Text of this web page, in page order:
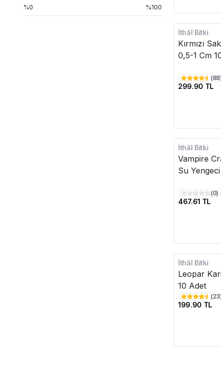
%0 %100
İthâl Bitki
Kırmızı
0,5-1 Cm
(88
299.90 TL
İthâl Bitki
Vampire
Su Yengeci
(0)
467.61 TL
İthâl Bitki
Leopar
10 Adet
(23
199.90 TL